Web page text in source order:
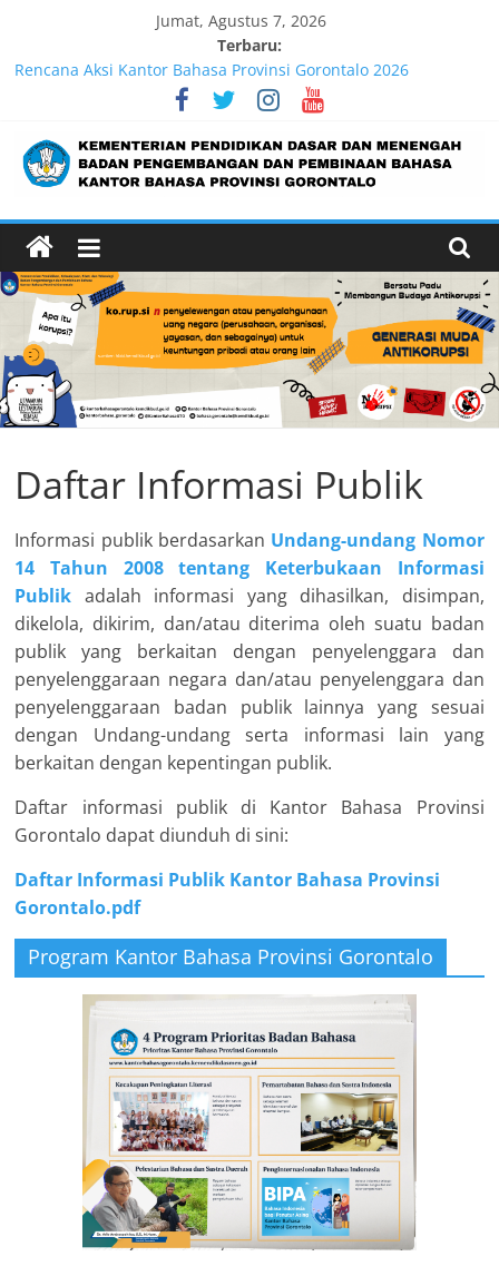
Jumat, Agustus 7, 2026
Terbaru:
Rencana Aksi Kantor Bahasa Provinsi Gorontalo 2026
Partisipasi Semesta Perluas Ketersediaan Buku Bacaan
Bermutu, Perkuat Literasi Anak Indonesia
Lebih dari 5,5 Juta Buku Bacaan Bermutu Dikirim untuk
Perkuat Literasi Anak Indonesia
Pengukuran Kinerja Triwulan II 2026
Pengukuran Kinerja Triwulan I Tahun 2026
Daftar Informasi Publik
Informasi publik berdasarkan Undang-undang Nomor
14 Tahun 2008 tentang Keterbukaan Informasi
Publik adalah informasi yang dihasilkan, disimpan,
dikelola, dikirim, dan/atau diterima oleh suatu badan
publik yang berkaitan dengan penyelenggara dan
penyelenggaraan negara dan/atau penyelenggara dan
penyelenggaraan badan publik lainnya yang sesuai
dengan Undang-undang serta informasi lain yang
berkaitan dengan kepentingan publik.
Daftar informasi publik di Kantor Bahasa Provinsi
Gorontalo dapat diunduh di sini:
Daftar Informasi Publik Kantor Bahasa Provinsi
Gorontalo.pdf
Program Kantor Bahasa Provinsi Gorontalo